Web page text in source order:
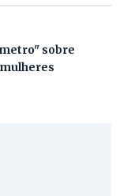
sobre